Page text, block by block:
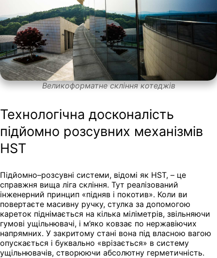
Великоформатне скління котеджів
Технологічна досконалість
підйомно розсувних механізмів
HST
Підйомно–розсувні системи, відомі як HST, – це
справжня вища ліга скління. Тут реалізований
інженерний принцип «підняв і покотив». Коли ви
повертаєте масивну ручку, стулка за допомогою
кареток піднімається на кілька міліметрів, звільняючи
гумові ущільнювачі, і м’яко ковзає по нержавіючих
напрямних. У закритому стані вона під власною вагою
опускається і буквально «врізається» в систему
ущільнювачів, створюючи абсолютну герметичність.